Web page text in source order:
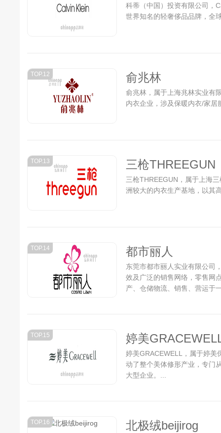
科蒂（中国）投资有限公司，
世界知名的轻奢侈品品牌，全
TOP.12 俞兆林
俞兆林，属于上海兆林实业有
内衣企业，涉及保暖内衣/家
TOP.13 三枪THREEGUN
三枪THREEGUN，属于上海
洲较大的内衣生产基地，以其
TOP.14 都市丽人
东莞市都市丽人实业有限公司
效及广泛的销售网络，零售网
产、仓储物流、销售、营运于
TOP.15 婷美
婷美GRACEWELL，属于婷美
动了整个美体修形产业，专门
大型企业。...
TOP.16 北极绒beijirog